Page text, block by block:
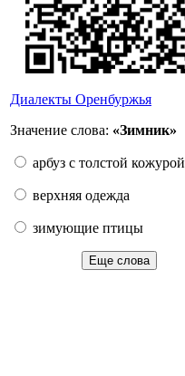
Диалекты Оренбуржья
Значение слова: «Зимник»
арбуз с толстой кожурой
верхняя одежда
зимующие птицы
Еще слова